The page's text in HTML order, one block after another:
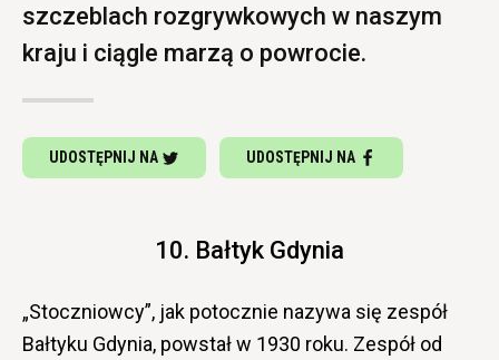
szczeblach rozgrywkowych w naszym
kraju i ciągle marzą o powrocie.
UDOSTĘPNIJ NA UDOSTĘPNIJ NA
10. Bałtyk Gdynia
„Stoczniowcy”, jak potocznie nazywa się zespół
Bałtyku Gdynia, powstał w 1930 roku. Zespół od